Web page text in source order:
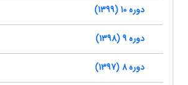
دوره 10 (1399)
دوره 9 (1398)
دوره 8 (1397)